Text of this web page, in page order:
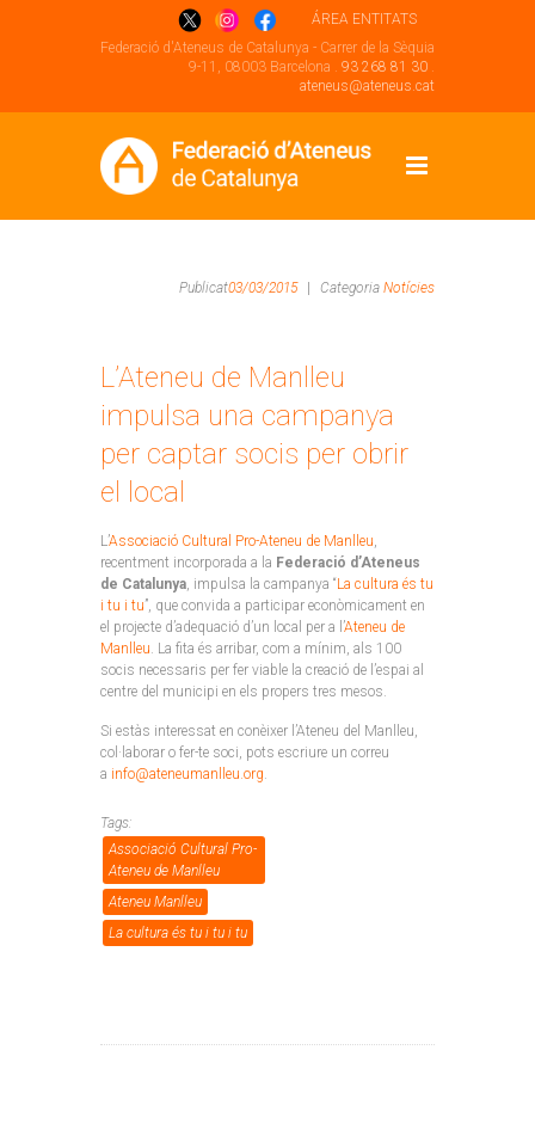
ÁREA ENTITATS
Federació d'Ateneus de Catalunya - Carrer de la Sèquia
9-11, 08003 Barcelona . 93 268 81 30 .
ateneus@ateneus.cat
Publicat03/03/2015 Categoria Notícies
L’Ateneu de Manlleu
impulsa una campanya
per captar socis per obrir
el local
L’Associació Cultural Pro-Ateneu de Manlleu,
recentment incorporada a la Federació d’Ateneus
de Catalunya, impulsa la campanya “La cultura és tu
i tu i tu”, que convida a participar econòmicament en
el projecte d’adequació d’un local per a l’Ateneu de
Manlleu. La fita és arribar, com a mínim, als 100
socis necessaris per fer viable la creació de l’espai al
centre del municipi en els propers tres mesos.
Si estàs interessat en conèixer l’Ateneu del Manlleu,
col·laborar o fer-te soci, pots escriure un correu
a info@ateneumanlleu.org.
Tags:
Associació Cultural Pro-
Ateneu de Manlleu
Ateneu Manlleu
La cultura és tu i tu i tu